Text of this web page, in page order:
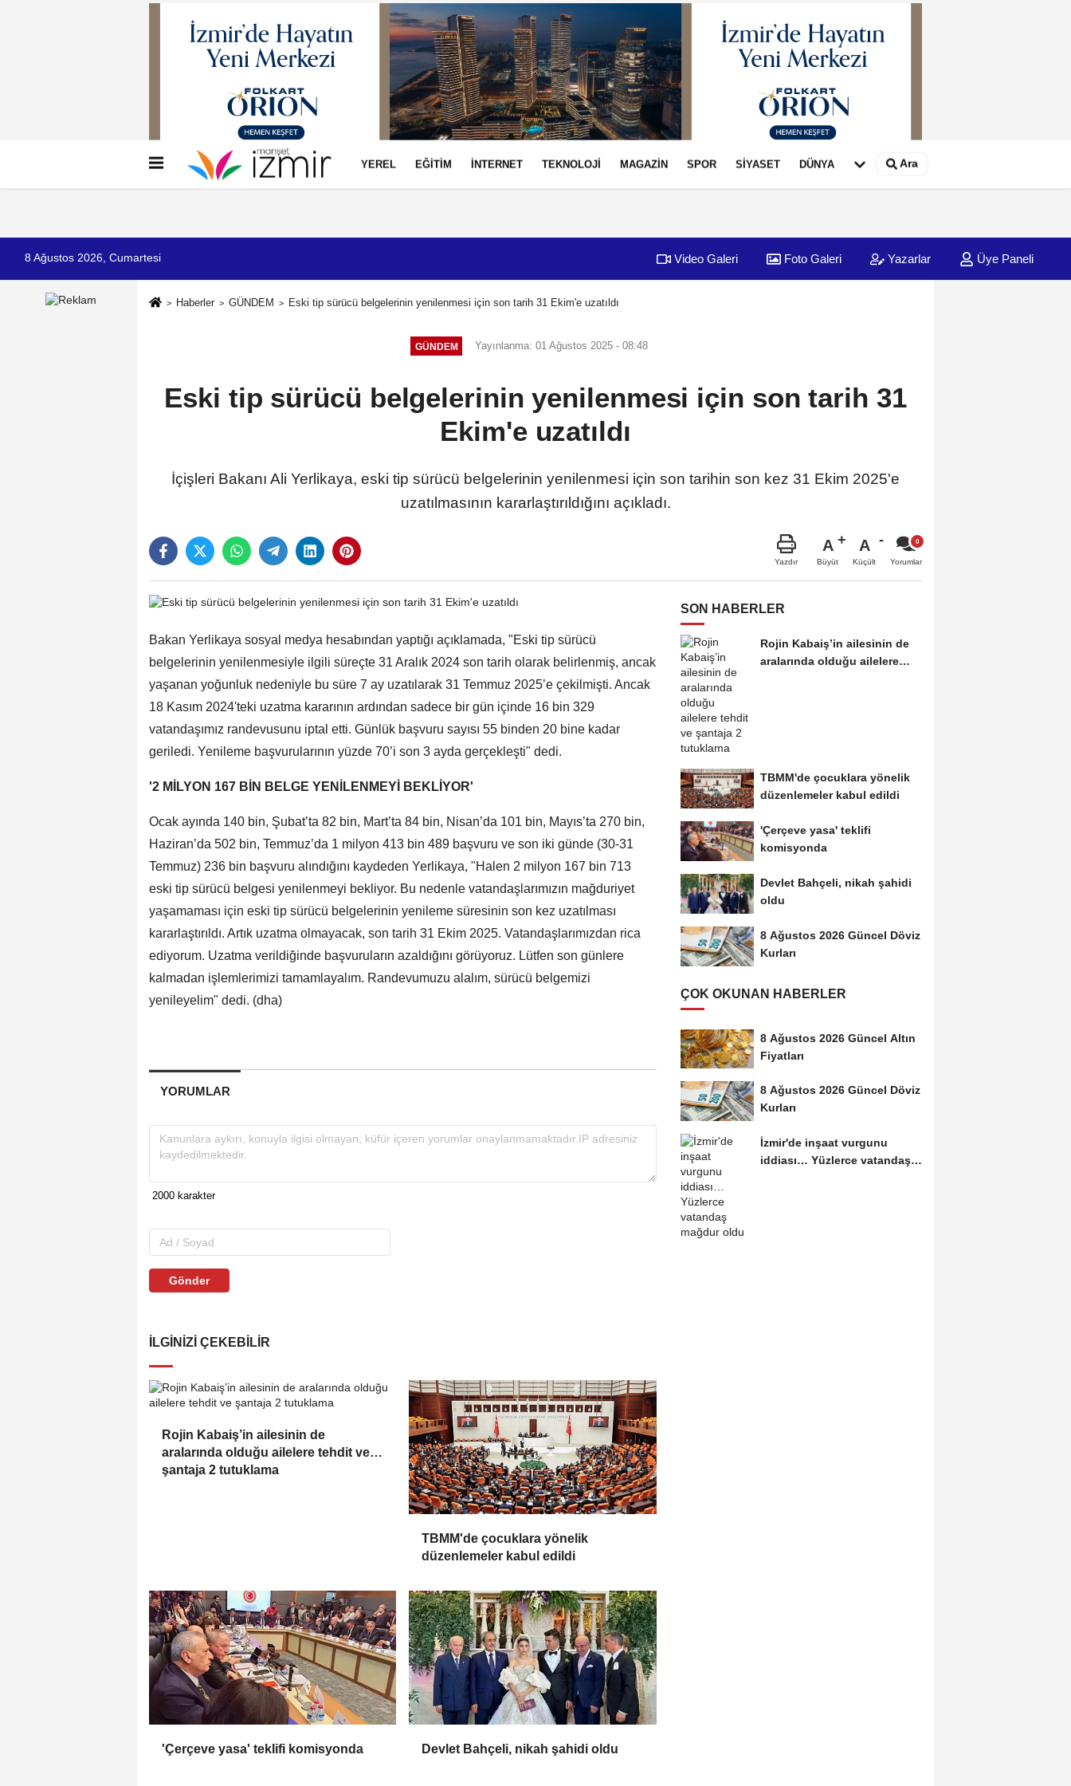
İletişim Çerez Politikası
YEREL EĞİTİM İNTERNET TEKNOLOJİ MAGAZİN SPOR SİYASET DÜNYA Ara
8 Ağustos 2026, Cumartesi Video Galeri Foto Galeri Yazarlar Üye Paneli
Haberler GÜNDEM Eski tip sürücü belgelerinin yenilenmesi için son tarih 31 Ekim'e uzatıldı
GÜNDEM Yayınlanma: 01 Ağustos 2025 - 08:48
Eski tip sürücü belgelerinin yenilenmesi için son tarih 31
Ekim'e uzatıldı
İçişleri Bakanı Ali Yerlikaya, eski tip sürücü belgelerinin yenilenmesi için son tarihin son kez 31 Ekim 2025'e
uzatılmasının kararlaştırıldığını açıkladı.
Yazdır
A
Büyüt
A
Küçült Yorumlar
Bakan Yerlikaya sosyal medya hesabından yaptığı açıklamada, "Eski tip sürücü
belgelerinin yenilenmesiyle ilgili süreçte 31 Aralık 2024 son tarih olarak belirlenmiş, ancak
yaşanan yoğunluk nedeniyle bu süre 7 ay uzatılarak 31 Temmuz 2025’e çekilmişti. Ancak
18 Kasım 2024'teki uzatma kararının ardından sadece bir gün içinde 16 bin 329
vatandaşımız randevusunu iptal etti. Günlük başvuru sayısı 55 binden 20 bine kadar
geriledi. Yenileme başvurularının yüzde 70’i son 3 ayda gerçekleşti" dedi.
'2 MİLYON 167 BİN BELGE YENİLENMEYİ BEKLİYOR'
Ocak ayında 140 bin, Şubat’ta 82 bin, Mart’ta 84 bin, Nisan’da 101 bin, Mayıs’ta 270 bin,
Haziran’da 502 bin, Temmuz’da 1 milyon 413 bin 489 başvuru ve son iki günde (30-31
Temmuz) 236 bin başvuru alındığını kaydeden Yerlikaya, "Halen 2 milyon 167 bin 713
eski tip sürücü belgesi yenilenmeyi bekliyor. Bu nedenle vatandaşlarımızın mağduriyet
yaşamaması için eski tip sürücü belgelerinin yenileme süresinin son kez uzatılması
kararlaştırıldı. Artık uzatma olmayacak, son tarih 31 Ekim 2025. Vatandaşlarımızdan rica
ediyorum. Uzatma verildiğinde başvuruların azaldığını görüyoruz. Lütfen son günlere
kalmadan işlemlerimizi tamamlayalım. Randevumuzu alalım, sürücü belgemizi
yenileyelim" dedi. (dha)
YORUMLAR
Gönder
İLGINIZI ÇEKEBILIR
Rojin Kabaiş’in ailesinin de
aralarında olduğu ailelere tehdit ve
şantaja 2 tutuklama
TBMM'de çocuklara yönelik
düzenlemeler kabul edildi
'Çerçeve yasa' teklifi komisyonda Devlet Bahçeli, nikah şahidi oldu
SON HABERLER
Rojin Kabaiş’in ailesinin de
aralarında olduğu ailelere
TBMM'de çocuklara yönelik
düzenlemeler kabul edildi
'Çerçeve yasa' teklifi
komisyonda
Devlet Bahçeli, nikah şahidi
oldu
8 Ağustos 2026 Güncel Döviz
Kurları
ÇOK OKUNAN HABERLER
8 Ağustos 2026 Güncel Altın
Fiyatları
8 Ağustos 2026 Güncel Döviz
Kurları
İzmir'de inşaat vurgunu
iddiası… Yüzlerce vatandaş